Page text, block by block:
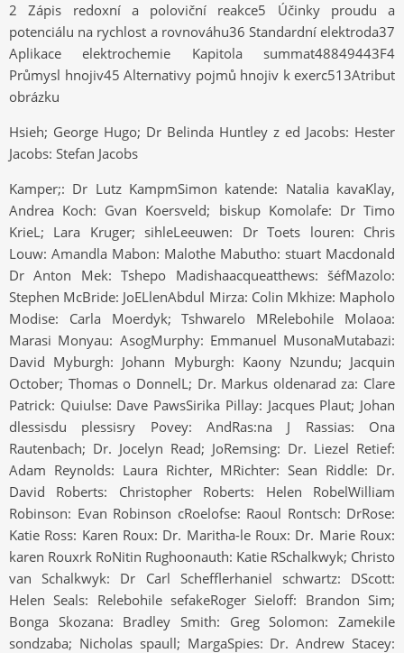
2 Zápis redoxní a poloviční reakce5 Účinky proudu a
potenciálu na rychlost a rovnováhu36 Standardní elektroda37
Aplikace elektrochemie Kapitola summat48849443F4
Průmysl hnojiv45 Alternativy pojmů hnojiv k exerc513Atribut
obrázku
Hsieh; George Hugo; Dr Belinda Huntley z ed Jacobs: Hester
Jacobs: Stefan Jacobs
Kamper;: Dr Lutz KampmSimon katende: Natalia kavaKlay,
Andrea Koch: Gvan Koersveld; biskup Komolafe: Dr Timo
KrieL; Lara Kruger; sihleLeeuwen: Dr Toets louren: Chris
Louw: Amandla Mabon: Malothe Mabutho: stuart Macdonald
Dr Anton Mek: Tshepo Madishaacqueatthews: šéfMazolo:
Stephen McBride: JoELlenAbdul Mirza: Colin Mkhize: Mapholo
Modise: Carla Moerdyk; Tshwarelo MRelebohile Molaoa:
Marasi Monyau: AsogMurphy: Emmanuel MusonaMutabazi:
David Myburgh: Johann Myburgh: Kaony Nzundu; Jacquin
October; Thomas o DonnelL; Dr. Markus oldenarad za: Clare
Patrick: Quiulse: Dave PawsSirika Pillay: Jacques Plaut; Johan
dlessisdu plessisry Povey: AndRas:na J Rassias: Ona
Rautenbach; Dr. Jocelyn Read; JoRemsing: Dr. Liezel Retief:
Adam Reynolds: Laura Richter, MRichter: Sean Riddle: Dr.
David Roberts: Christopher Roberts: Helen RobelWilliam
Robinson: Evan Robinson cRoelofse: Raoul Rontsch: DrRose:
Katie Ross: Karen Roux: Dr. Maritha-le Roux: Dr. Marie Roux:
karen Rouxrk RoNitin Rughoonauth: Katie RSchalkwyk; Christo
van Schalkwyk: Dr Carl Schefflerhaniel schwartz: DScott:
Helen Seals: Relebohile sefakeRoger Sieloff: Brandon Sim;
Bonga Skozana: Bradley Smith: Greg Solomon: Zamekile
sondzaba; Nicholas spaull; MargaSpies: Dr. Andrew Stacey: